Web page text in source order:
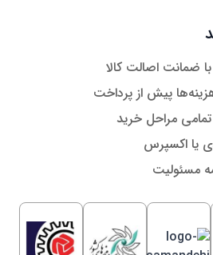
ضمانت اصالت کالا
پیش از پرداخت
تمامی مراحل خرید
یا اکسپرس
مسئولیت